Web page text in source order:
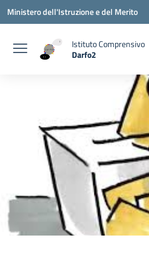
Vai ai contenuti
Vai al menu di navigazione
Vai al footer
Ministero dell'Istruzione e del Merito
Istituto Comprensivo
Darfo2